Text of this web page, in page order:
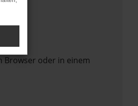
Browser oder in einem